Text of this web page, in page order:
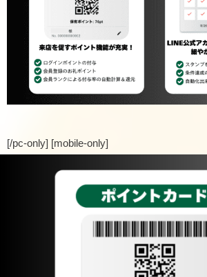
[/pc-only] [mobile-only]